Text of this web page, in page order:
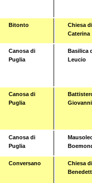
Bitonto
Chiesa
Caterina
Canosa di
Puglia
Basilica
Leucio
Canosa di
Puglia
Giovanni
Canosa di
Puglia
Conversano
Chiesa